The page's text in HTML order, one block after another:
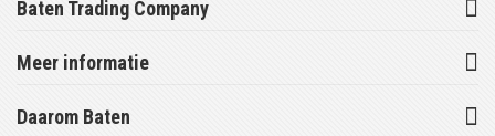
Baten Trading Company
Meer informatie
Daarom Baten